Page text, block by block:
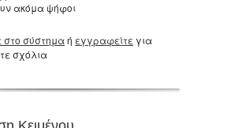
ακόμα ψήφοι
στο σύστημαή εγγραφείτε για
σχόλια